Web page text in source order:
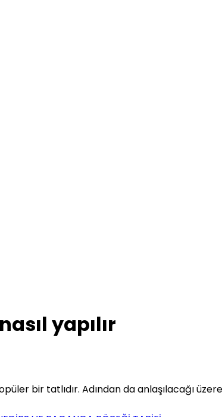
yapılır
bir tatlıdır. Adından da anlaşılacağı